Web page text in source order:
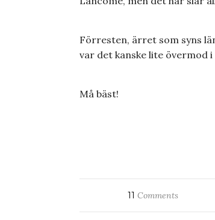
Förresten, ärret som syns
var det kanske lite övermod
Må bäst!
11 Comments